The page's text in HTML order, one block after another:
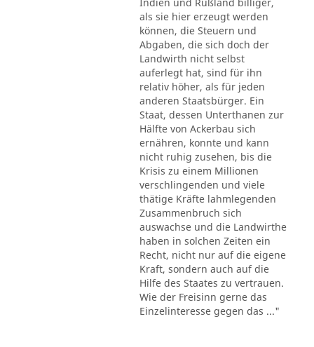
als sie hier erzeugt werden
können, die Steuern und
Abgaben, die sich doch der
Landwirth nicht selbst
auferlegt hat, sind für ihn
relativ höher, als für jeden
anderen Staatsbürger. Ein
Staat, dessen Unterthanen zur
Hälfte von Ackerbau sich
ernähren, konnte und kann
nicht ruhig zusehen, bis die
Krisis zu einem Millionen
verschlingenden und viele
thätige Kräfte lahmlegenden
Zusammenbruch sich
auswachse und die Landwirthe
haben in solchen Zeiten ein
Recht, nicht nur auf die eigene
Kraft, sondern auch auf die
Hilfe des Staates zu vertrauen.
Wie der Freisinn gerne das
Einzelinteresse gegen das ..."